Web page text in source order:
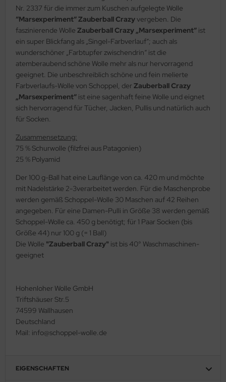
Nr. 2337 für die immer zum Kuschen aufgelegte Wolle
“Marsexperiment“ Zauberball Crazyvergeben. Die
faszinierende Wolle Zauberball Crazy „Marsexperiment“ ist
ein super Blickfang als „Singel-Farbverlauf“; auch als
wunderschöner „Farbtupfer zwischendrin“ ist die
atemberaubend schöne Wolle mehr als nur hervorragend
geeignet. Die unbeschreiblich schöne und fein melierte
Farbverlaufs-Wolle von Schoppel, der Zauberball Crazy
„Marsexperiment“ ist eine sagenhaft feine Wolle und eignet
sich hervorragend für Tücher, Jacken, Pullis und natürlich auch
für Socken.
Zusammensetzung:
75 % Schurwolle (filzfrei aus Patagonien)
25 % Polyamid
Der 100 g-Ball hat eine Lauflänge von ca. 420 m und möchte
mit Nadelstärke 2-3verarbeitet werden. Für die Maschenprobe
werden gemäß Schoppel-Wolle 30 Maschen auf 42 Reihen
angegeben. Für eine Damen-Pulli in Größe 38 werden gemäß
Schoppel-Wolle ca. 450 g benötigt; für 1 Paar Socken (bis
Größe 44) nur 100 g (= 1 Ball)
Die Wolle "Zauberball Crazy" ist bis 40° Waschmaschinen-
geeignet
Hohenloher Wolle GmbH
Triftshäuser Str.5
74599 Wallhausen
Deutschland
Mail: info@schoppel-wolle.de
EIGENSCHAFTEN